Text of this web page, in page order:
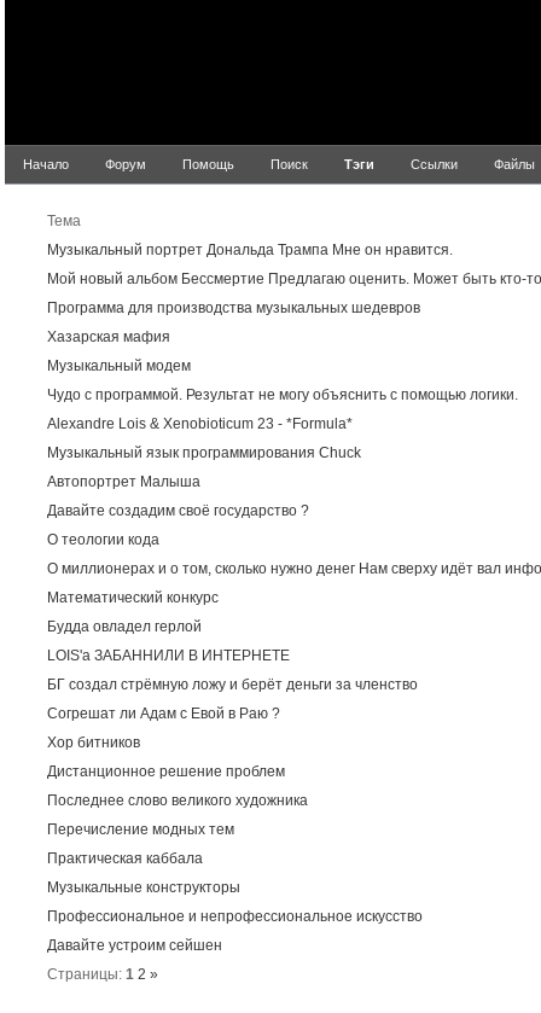
Начало Форум Помощь Поиск Тэги Ссылки Файлы
Тема
Музыкальный портрет Дональда Трампа Мне он нравится.
Мой новый альбом Бессмертие Предлагаю оценить. Может быть кто-
Программа для производства музыкальных шедевров
Хазарская мафия
Музыкальный модем
Чудо с программой. Результат не могу объяснить с помощью логики.
Alexandre Lois & Xenobioticum 23 - *Formula*
Музыкальный язык программирования Chuck
Автопортрет Малыша
Давайте создадим своё государство ?
О теологии кода
О миллионерах и о том, сколько нужно денег Нам сверху идёт вал
Математический конкурс
Будда овладел герлой
LOIS'а ЗАБАННИЛИ В ИНТЕРНЕТЕ
БГ создал стрёмную ложу и берёт деньги за членство
Согрешат ли Адам с Евой в Раю ?
Хор битников
Дистанционное решение проблем
Последнее слово великого художника
Перечисление модных тем
Практическая каббала
Музыкальные конструкторы
Профессиональное и непрофессиональное искусство
Давайте устроим сейшен
Страницы: 1 2 »